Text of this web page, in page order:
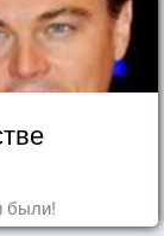
были!